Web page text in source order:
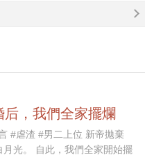
后，我們全家擺爛
#虐渣 #男二上位 新帝拋棄
全家開始擺